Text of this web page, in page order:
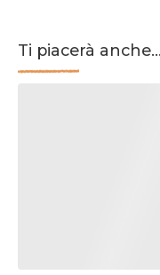
Ti piacerà anche...